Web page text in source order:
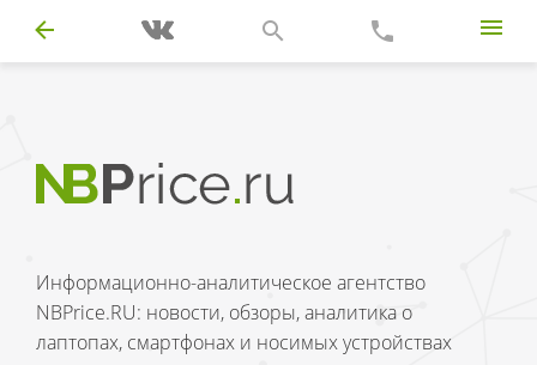
Информационно-аналитическое агентство
NBPrice.RU: новости, обзоры, аналитика о
лаптопах, смартфонах и носимых устройствах